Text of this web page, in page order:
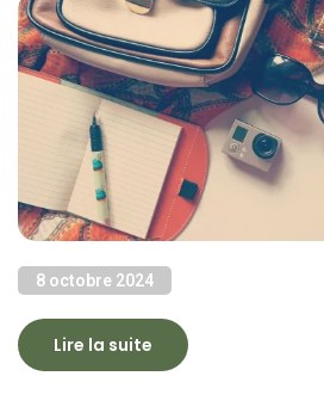
8 octobre 2024
Lire la suite